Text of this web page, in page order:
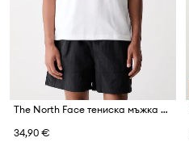
The North Face тениска мъжка от памук Essential Center Logo
34,90 €